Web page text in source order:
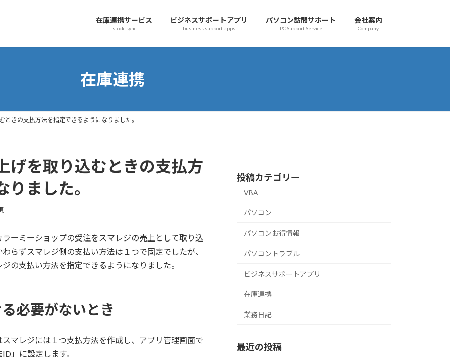
在庫連携サービス
stock-sync
ビジネスサポートアプリ
business support apps
パソコン訪問サポート
PC Support Service
会社案内
Company
在庫連携
きの支払方法を指定できるようになりました。
げを取り込むときの支払方
ました。
ーミーショップの受注をスマレジの売上として取り込
らずスマレジ側の支払い方法は１つで固定でしたが、
の支払い方法を指定できるようになりました。
必要がないとき
マレジには１つ支払方法を作成し、アプリ管理画面で
」に設定します。
投稿カテゴリー
VBA
パソコン
パソコンお得情報
パソコントラブル
ビジネスサポートアプリ
在庫連携
業務日記
最近の投稿